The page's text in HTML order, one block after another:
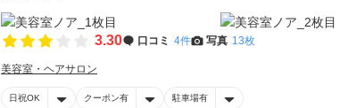
3.30 口コミ 4件 写真 13枚
美容室・ヘアサロン
日祝OK クーポン有 駐車場有